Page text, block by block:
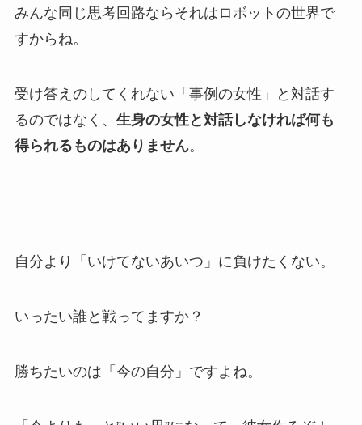
みんな同じ思考回路ならそれはロボットの世界で
すからね。
受け答えのしてくれない「事例の女性」と対話す
るのではなく、 生身の女性と対話しなければ何も
得られるものはありません。
自分より「いけてないあいつ」に負けたくない。
いったい誰と戦ってますか？
勝ちたいのは「今の自分」ですよね。